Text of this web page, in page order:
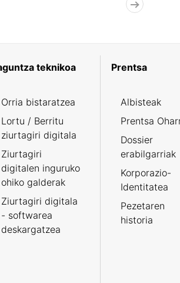
teknikoa
Orria bistaratzea
Lortu / Berritu
ziurtagiri digitala
Ziurtagiri
digitalen inguruko
ohiko galderak
Ziurtagiri digitala
- softwarea
deskargatzea
Prentsa
Albisteak
Prentsa
Dossier
erabilgarriak
Korporazio-
Identitatea
Pezetaren
historia